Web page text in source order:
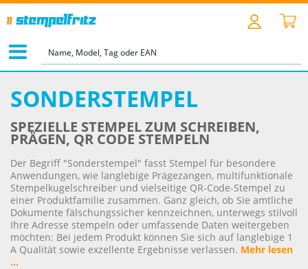
SONDERSTEMPEL
SPEZIELLE STEMPEL ZUM SCHREIBEN,
PRÄGEN, QR CODE STEMPELN
Der Begriff "Sonderstempel" fasst Stempel für besondere
Anwendungen, wie langlebige Prägezangen, multifunktionale
Stempelkugelschreiber und vielseitige QR-Code-Stempel zu
einer Produktfamilie zusammen. Ganz gleich, ob Sie amtliche
Dokumente fälschungssicher kennzeichnen, unterwegs stilvoll
Ihre Adresse stempeln oder umfassende Daten weitergeben
möchten: Bei jedem Produkt können Sie sich auf langlebige 1
A Qualität sowie exzellente Ergebnisse verlassen. Mehr lesen
...